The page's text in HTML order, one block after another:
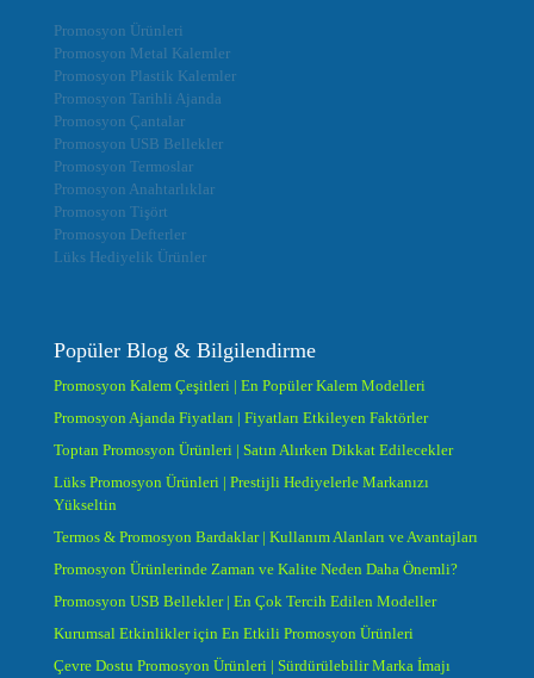
Promosyon Ürünleri
Promosyon Metal Kalemler
Promosyon Plastik Kalemler
Promosyon Tarihli Ajanda
Promosyon Çantalar
Promosyon USB Bellekler
Promosyon Termoslar
Promosyon Anahtarlıklar
Promosyon Tişört
Promosyon Defterler
Lüks Hediyelik Ürünler
Popüler Blog & Bilgilendirme
Promosyon Kalem Çeşitleri | En Popüler Kalem Modelleri
Promosyon Ajanda Fiyatları | Fiyatları Etkileyen Faktörler
Toptan Promosyon Ürünleri | Satın Alırken Dikkat Edilecekler
Lüks Promosyon Ürünleri | Prestijli Hediyelerle Markanızı
Yükseltin
Termos & Promosyon Bardaklar | Kullanım Alanları ve Avantajları
Promosyon Ürünlerinde Zaman ve Kalite Neden Daha Önemli?
Promosyon USB Bellekler | En Çok Tercih Edilen Modeller
Kurumsal Etkinlikler için En Etkili Promosyon Ürünleri
Çevre Dostu Promosyon Ürünleri | Sürdürülebilir Marka İmajı